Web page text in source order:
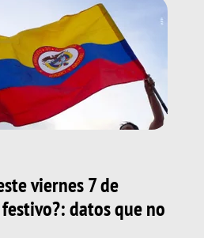
viernes 7 de
datos que no